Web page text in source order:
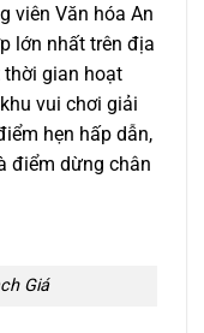
viên Văn hóa An
lớn nhất trên địa
thời gian hoạt
vui chơi giải
hẹn hấp dẫn,
điểm dừng chân
Giá